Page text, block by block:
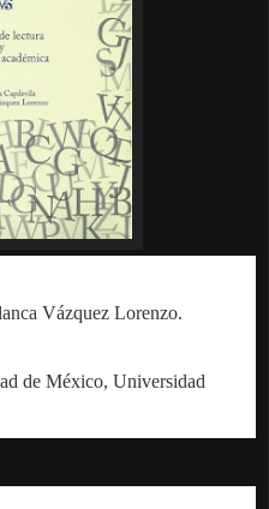
Vázquez Lorenzo.
de México, Universidad